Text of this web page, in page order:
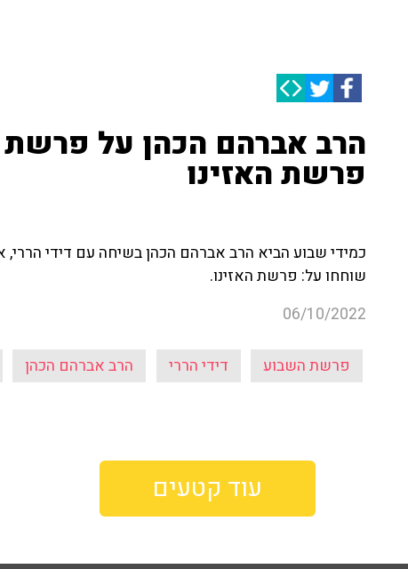
הרב אברהם הכהן על
פרשת האזינו
כמידי שבוע הביא הרב אברהם הכהן בשיחה עם דידי
שוחחו על: פרשת האזינו.
06/10/2022
פרשת השבוע דידי הררי הרב אברהם הכהן
עוד קטעים